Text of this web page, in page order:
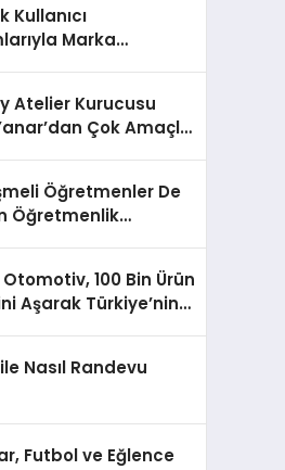
Kullanıcı
Marka
Atelier Kurucusu
Çok Amaçlı
Öğretmenler De
Öğretmenlik
100 Bin Ürün
Aşarak Türkiye’nin
Biri Oldu
ile Nasıl Randevu
Futbol ve Eğlence